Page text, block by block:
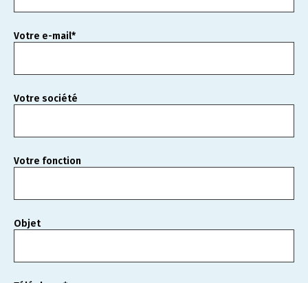
Votre e-mail*
Votre société
Votre fonction
Objet